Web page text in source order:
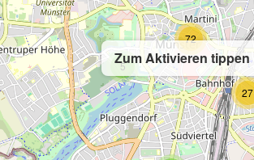
Zum Aktivieren tippen
27
5
72